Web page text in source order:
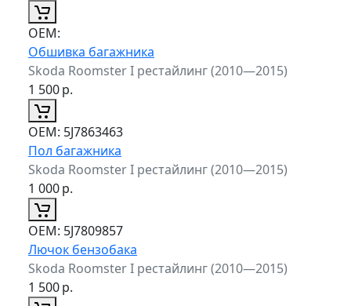
ОЕМ:
Обшивка багажника
Skoda Roomster I рестайлинг (2010—2015)
1 500р.
ОЕМ: 5J7863463
Пол багажника
Skoda Roomster I рестайлинг (2010—2015)
1 000р.
ОЕМ: 5J7809857
Лючок бензобака
Skoda Roomster I рестайлинг (2010—2015)
1 500р.